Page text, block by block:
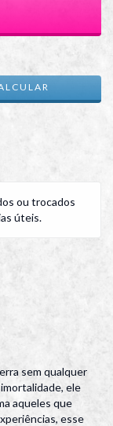
ou trocados
úteis.
sem qualquer
ele
aqueles que
esse